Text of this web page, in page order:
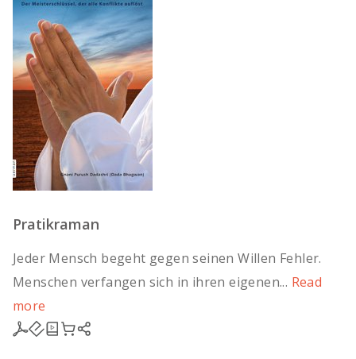
Pratikraman
Jeder Mensch begeht gegen seinen Willen Fehler.
Menschen verfangen sich in ihren eigenen... Read
more